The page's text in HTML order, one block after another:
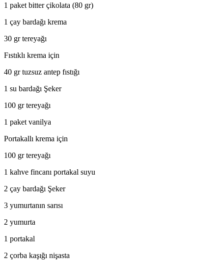
1 paket bitter çikolata (80 gr)
1 çay bardağı krema
30 gr tereyağı
Fıstıklı krema için
40 gr tuzsuz antep fıstığı
1 su bardağı Şeker
100 gr tereyağı
1 paket vanilya
Portakallı krema için
100 gr tereyağı
1 kahve fincanı portakal suyu
2 çay bardağı Şeker
3 yumurtanın sarısı
2 yumurta
1 portakal
2 çorba kaşığı nişasta